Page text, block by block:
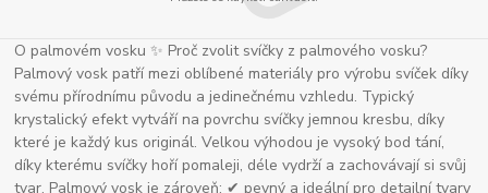
O palmovém vosku ✨ Proč zvolit svíčky z palmového vosku?
Palmový vosk patří mezi oblíbené materiály pro výrobu svíček díky
svému přírodnímu původu a jedinečnému vzhledu. Typický
krystalický efekt vytváří na povrchu svíčky jemnou kresbu, díky
které je každý kus originál. Velkou výhodou je vysoký bod tání,
díky kterému svíčky hoří pomaleji, déle vydrží a zachovávají si svůj
tvar. Palmový vosk je zároveň: ✔ pevný a ideální pro detailní tvary